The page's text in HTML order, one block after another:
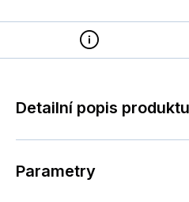
Detailní popis produktu
Parametry